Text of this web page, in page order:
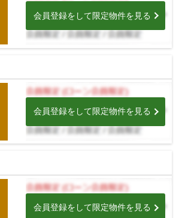
会員登録をして限定物件を見る
会員登録をして限定物件を見る
会員登録をして限定物件を見る